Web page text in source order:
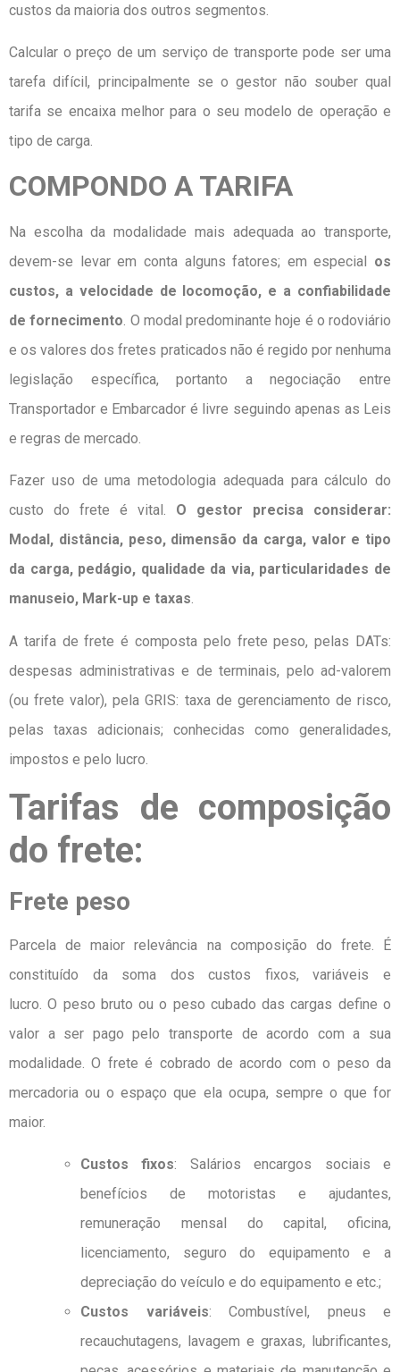
custos da maioria dos outros segmentos.
Calcular o preço de um serviço de transporte pode ser uma
tarefa difícil, principalmente se o gestor não souber qual
tarifa se encaixa melhor para o seu modelo de operação e
tipo de carga.
COMPONDO A TARIFA
Na escolha da modalidade mais adequada ao transporte,
devem-se levar em conta alguns fatores; em especial os
custos, a velocidade de locomoção, e a confiabilidade
de fornecimento. O modal predominante hoje é o rodoviário
e os valores dos fretes praticados não é regido por nenhuma
legislação específica, portanto a negociação entre
Transportador e Embarcador é livre seguindo apenas as Leis
e regras de mercado.
Fazer uso de uma metodologia adequada para cálculo do
custo do frete é vital. O gestor precisa considerar:
Modal, distância, peso, dimensão da carga, valor e tipo
da carga, pedágio, qualidade da via, particularidades de
manuseio, Mark-up e taxas.
A tarifa de frete é composta pelo frete peso, pelas DATs:
despesas administrativas e de terminais, pelo ad-valorem
(ou frete valor), pela GRIS: taxa de gerenciamento de risco,
pelas taxas adicionais; conhecidas como generalidades,
impostos e pelo lucro.
Tarifas de composição
do frete:
Frete peso
Parcela de maior relevância na composição do frete. É
constituído da soma dos custos fixos, variáveis e
lucro. O peso bruto ou o peso cubado das cargas define o
valor a ser pago pelo transporte de acordo com a sua
modalidade. O frete é cobrado de acordo com o peso da
mercadoria ou o espaço que ela ocupa, sempre o que for
maior.
Custos fixos: Salários encargos sociais e
benefícios de motoristas e ajudantes,
remuneração mensal do capital, oficina,
licenciamento, seguro do equipamento e a
depreciação do veículo e do equipamento e etc.;
Custos variáveis: Combustível, pneus e
recauchutagens, lavagem e graxas, lubrificantes,